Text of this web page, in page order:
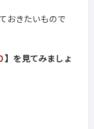
おきたいもので
】を見てみましょ